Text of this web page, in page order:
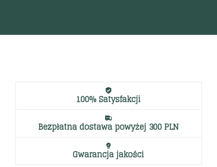
100% Satysfakcji
Bezpłatna dostawa powyżej 300 PLN
Gwarancja jakości